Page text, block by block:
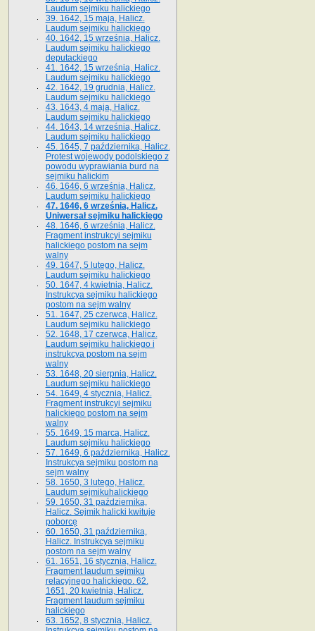
Laudum sejmiku halickiego
39. 1642, 15 maja, Halicz.
Laudum sejmiku halickiego
40. 1642, 15 września, Halicz.
Laudum sejmiku halickiego
deputackiego
41. 1642, 15 września, Halicz.
Laudum sejmiku halickiego
42. 1642, 19 grudnia, Halicz.
Laudum sejmiku halickiego
43. 1643, 4 maja, Halicz.
Laudum sejmiku halickiego
44. 1643, 14 września, Halicz.
Laudum sejmiku halickiego
45. 1645, 7 października, Halicz.
Protest wojewody podolskiego z
powodu wyprawiania burd na
sejmiku halickim
46. 1646, 6 września, Halicz.
Laudum sejmiku halickiego
47. 1646, 6 września, Halicz.
Uniwersał sejmiku halickiego
48. 1646, 6 września, Halicz.
Fragment instrukcyi sejmiku
halickiego postom na sejm
walny
49. 1647, 5 lutego, Halicz.
Laudum sejmiku halickiego
50. 1647, 4 kwietnia, Halicz.
Instrukcya sejmiku halickiego
postom na sejm walny
51. 1647, 25 czerwca, Halicz.
Laudum sejmiku halickiego
52. 1648, 17 czerwca, Halicz.
Laudum sejmiku halickiego i
instrukcya postom na sejm
walny
53. 1648, 20 sierpnia, Halicz.
Laudum sejmiku halickiego
54. 1649, 4 stycznia, Halicz.
Fragment instrukcyi sejmiku
halickiego postom na sejm
walny
55. 1649, 15 marca, Halicz.
Laudum sejmiku halickiego
57. 1649, 6 października, Halicz.
Instrukcya sejmiku postom na
sejm walny
58. 1650, 3 lutego, Halicz.
Laudum sejmikuhalickiego
59. 1650, 31 października,
Halicz. Sejmik halicki kwituje
poborcę
60. 1650, 31 października,
Halicz. Instrukcya sejmiku
postom na sejm walny
61. 1651, 16 stycznia, Halicz.
Fragment laudum sejmiku
relacyjnego halickiego. 62.
1651, 20 kwietnia, Halicz.
Fragment laudum sejmiku
halickiego
63. 1652, 8 stycznia, Halicz.